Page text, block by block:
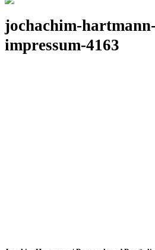
jochachim-
impressum-4163